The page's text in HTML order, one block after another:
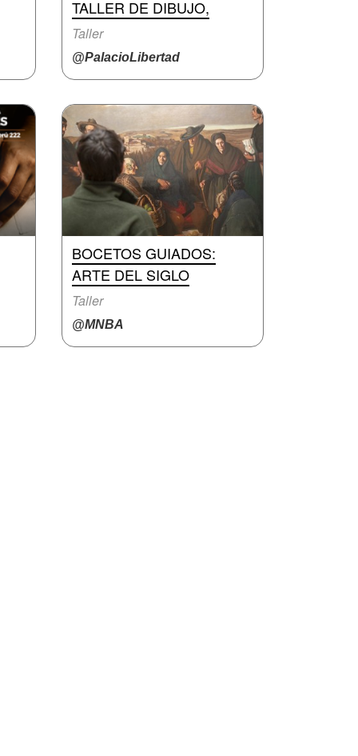
TALLER DE DIBUJO,
Taller
@PalacioLibertad
BOCETOS GUIADOS:
ARTE DEL SIGLO
Taller
@MNBA